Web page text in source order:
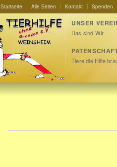
Startseite Alle Seiten Kontakt Spenden
UNSER
Das sind Wir
Tiere die Hilfe